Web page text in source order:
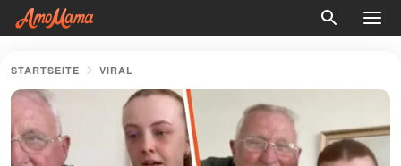
STARTSEITE VIRAL